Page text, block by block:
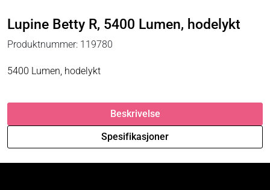
Lupine Betty R, 5400 Lumen, hodelykt
Produktnummer: 119780
5400 Lumen, hodelykt
Beskrivelse
Spesifikasjoner